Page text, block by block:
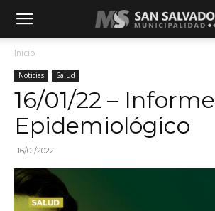
Inicio
Noticias Salud
16/01/22 – Informe
Epidemiológico
16/01/2022